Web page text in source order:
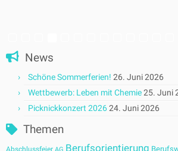
News
Schöne Sommerferien! 26. Juni 2026
Wettbewerb: Leben mit Chemie25. Juni
Picknickkonzert 202624. Juni 2026
Themen
Berufsorientierung